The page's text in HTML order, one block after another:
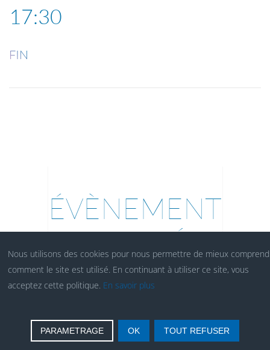
17:30
FIN
ÉVÈNEMENT
SPONSORISÉ PAR :
Nous utilisons des cookies pour nous permettre de mieux
comment le site est utilisé. En continuant à utiliser ce site, vous
acceptez cette politique. En savoir plus
PARAMETRAGE OK TOUT REFUSER